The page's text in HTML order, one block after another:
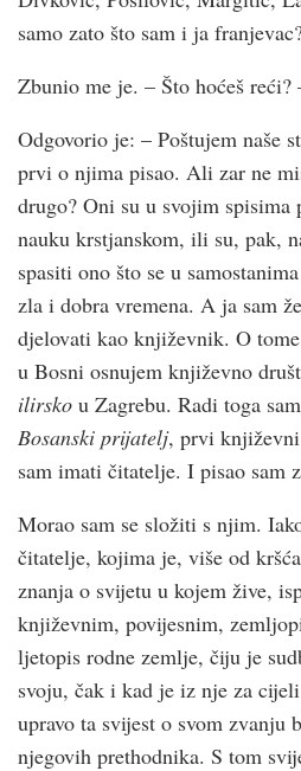
samo zato što sam i ja
Zbunio me je. – Što hoćeš reći?
Odgovorio je: – Poštujem naše
prvi o njima pisao. Ali zar ne
drugo? Oni su u svojim spisima
nauku krstjanskom, ili su, pak,
spasiti ono što se u
zla i dobra vremena. A ja sam
djelovati kao književnik. O
u Bosni osnujem književno
ilirsko u Zagrebu. Radi toga
Bosanski prijatelj, prvi
sam imati čitatelje. I pisao sam
Morao sam se složiti s njim.
čitatelje, kojima je, više od
znanja o svijetu u kojem žive,
književnim, povijesnim,
ljetopis rodne zemlje, čiju je
svoju, čak i kad je iz nje za
upravo ta svijest o svom zvanju
njegovih prethodnika. S tom